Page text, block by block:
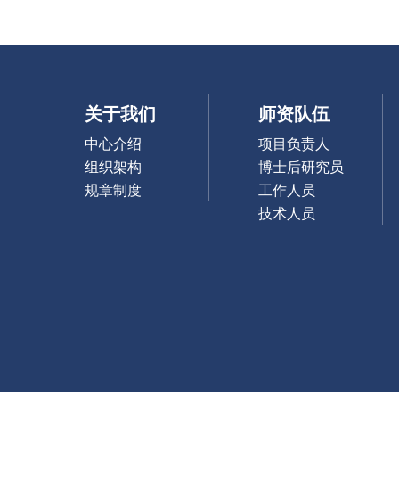
关于我们
中心介绍
组织架构
规章制度
师资队伍
项目负责人
博士后研究员
工作人员
技术人员